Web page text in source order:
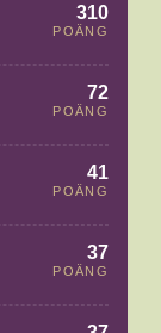
310
POÄNG
72
POÄNG
41
POÄNG
37
POÄNG